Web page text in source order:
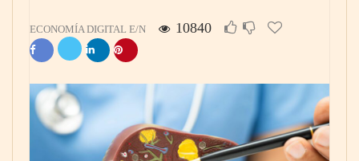
ECONOMÍA DIGITAL E/N 10840